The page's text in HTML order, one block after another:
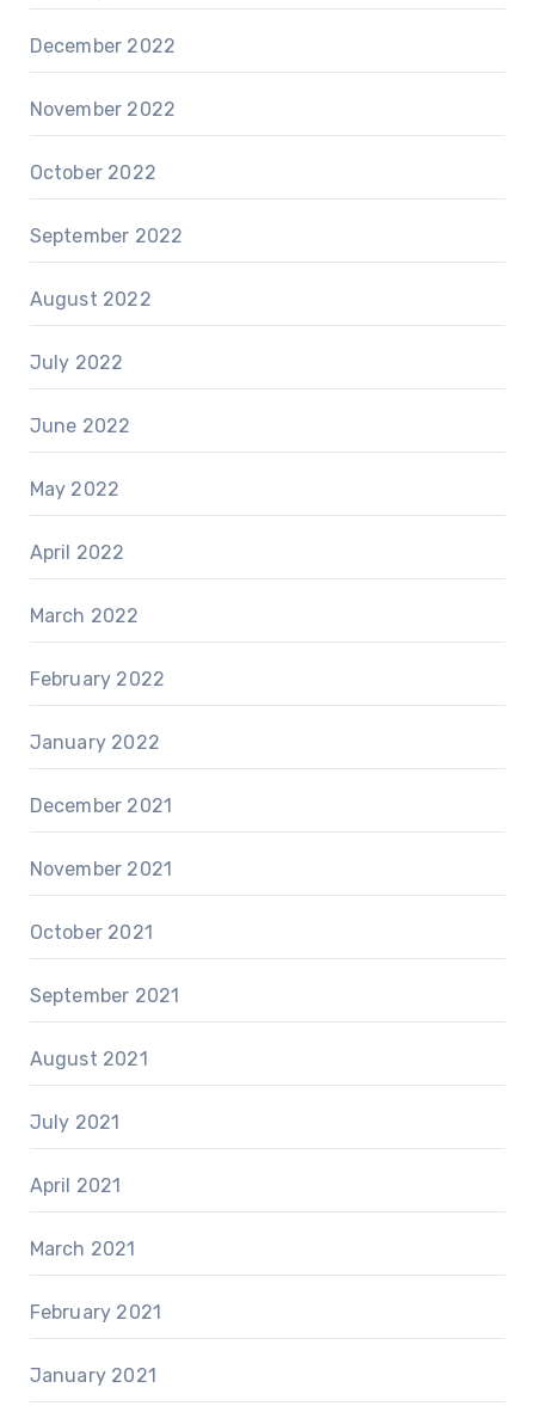
December 2022
November 2022
October 2022
September 2022
August 2022
July 2022
June 2022
May 2022
April 2022
March 2022
February 2022
January 2022
December 2021
November 2021
October 2021
September 2021
August 2021
July 2021
April 2021
March 2021
February 2021
January 2021